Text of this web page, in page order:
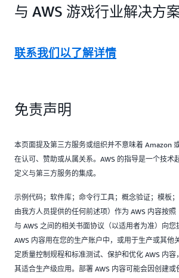
与 AWS 游戏行业解决方
联系我们以了解详情
免责声明
本页面提及第三方服务或组织并不意味着 Amazon
在认可、赞助或从属关系。AWS 的指导是一个技术
定义与第三方服务的集成。
示例代码；软件库；命令行工具；概念验证；模板
由我方人员提供的任何前述项）作为 AWS 内容按照
与 AWS 之间的相关书面协议（以适用者为准）向
AWS 内容用在您的生产账户中，或用于生产或其他
定质量控制规程和标准测试、保护和优化 AWS 内
其适合生产级应用。部署 AWS 内容可能会因创建或